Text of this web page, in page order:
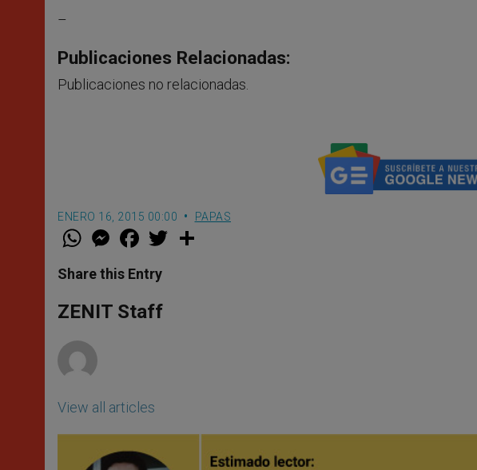
–
Publicaciones Relacionadas:
Publicaciones no relacionadas.
ENERO 16, 2015 00:00 PAPAS
W
t
s
p
p
M
e
s
e
g
e
F
a
e
b
o
k
w
Share this Entry
ZENIT Staff
View all articles